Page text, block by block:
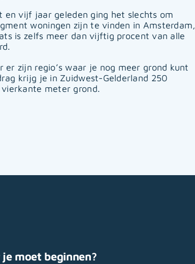
vijf jaar geleden ging het slechts om
woningen zijn te vinden in Amsterdam,
is zelfs meer dan vijftig procent van alle
zijn regio’s waar je nog meer grond kunt
krijg je in Zuidwest-Gelderland 250
meter grond.
moet beginnen?